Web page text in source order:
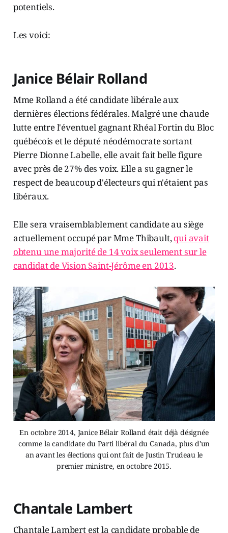
potentiels.
Les voici:
Janice Bélair Rolland
Mme Rolland a été candidate libérale aux
dernières élections fédérales. Malgré une chaude
lutte entre l'éventuel gagnant Rhéal Fortin du Bloc
québécois et le député néodémocrate sortant
Pierre Dionne Labelle, elle avait fait belle figure
avec près de 27% des voix. Elle a su gagner le
respect de beaucoup d'électeurs qui n'étaient pas
libéraux.
Elle sera vraisemblablement candidate au siège
actuellement occupé par Mme Thibault,qui avait
obtenu une majorité de 14 voix seulement sur le
candidat de Vision Saint-Jérôme en 2013.
En octobre 2014, Janice Bélair Rolland était déjà désignée
comme la candidate du Parti libéral du Canada, plus d'un
an avant les élections qui ont fait de Justin Trudeau le
premier ministre, en octobre 2015.
Chantale Lambert
Chantale Lambert est la candidate probable de